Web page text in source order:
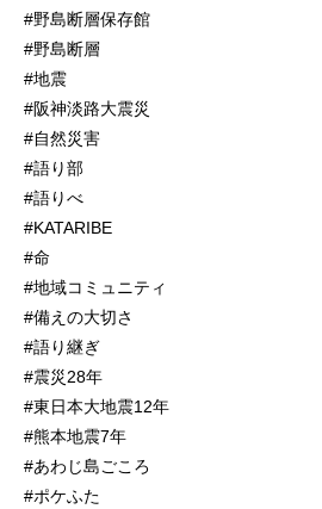
#野島断層保存館
#野島断層
#地震
#阪神淡路大震災
#自然災害
#語り部
#語りべ
#KATARIBE
#命
#地域コミュニティ
#備えの大切さ
#語り継ぎ
#震災28年
#東日本大地震12年
#熊本地震7年
#あわじ島ごころ
#ポケふた